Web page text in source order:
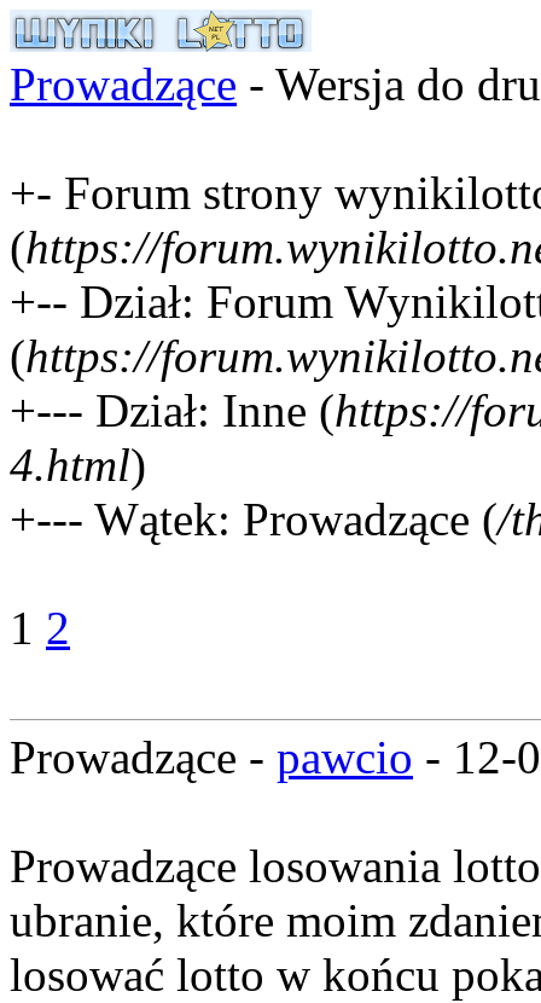
Prowadzące - Wersja do
+- Forum strony
(https://
+-- Dział: Forum
(https://
+--- Dział: Inne (https://
4.html)
+--- Wątek: Prowadzące (/
1 2
Prowadzące - pawcio - 12-
Prowadzące losowania
ubranie, które moim
losować lotto w końcu